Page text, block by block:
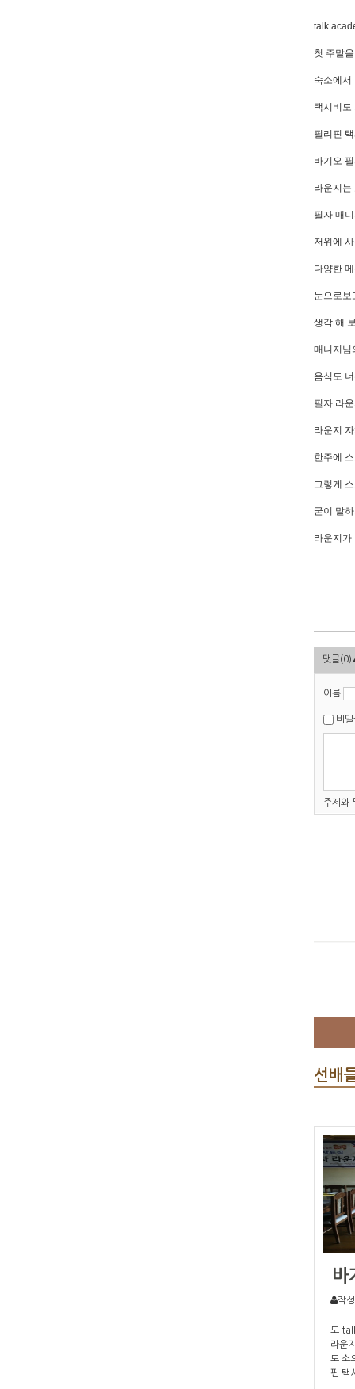
talk
첫 주말
숙소에
택시비
필리핀
바기오
라운지는
필자 매
저위에
다양한
눈으로
생각 해
매니저님
음식도
필자 라
라운지
한주에
그렇게
굳이 말
라운지
댓글(0
이름
비밀
주제와
선배
바
작
도
라운
도 소
핀 택